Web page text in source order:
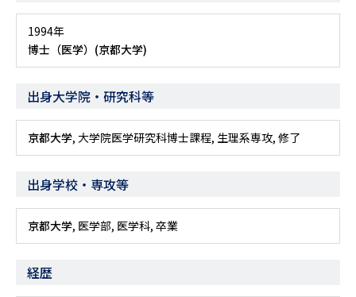
1994年
博士（医学）(京都大学)
出身大学院・研究科等
京都大学, 大学院医学研究科博士課程, 生理系専攻, 修了
出身学校・専攻等
京都大学, 医学部, 医学科, 卒業
経歴